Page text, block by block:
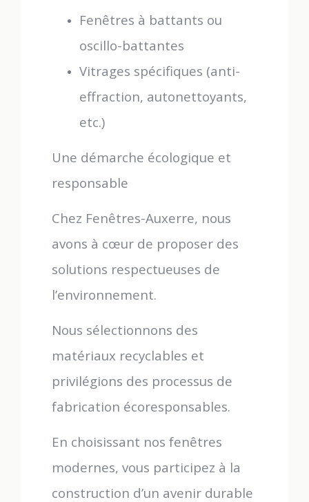
Fenêtres à battants ou
oscillo-battantes
Vitrages spécifiques (anti-
effraction, autonettoyants,
etc.)
Une démarche écologique et
responsable
Chez Fenêtres-Auxerre, nous
avons à cœur de proposer des
solutions respectueuses de
l’environnement.
Nous sélectionnons des
matériaux recyclables et
privilégions des processus de
fabrication écoresponsables.
En choisissant nos fenêtres
modernes, vous participez à la
construction d’un avenir durable